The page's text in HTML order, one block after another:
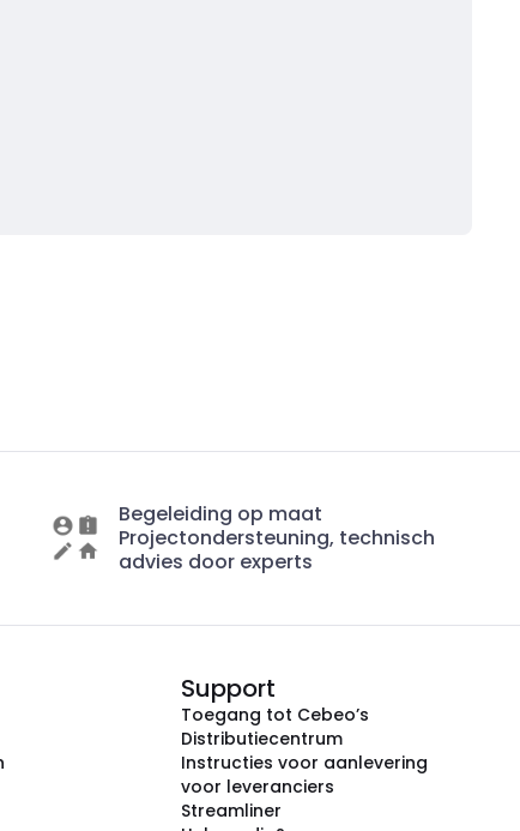
Begeleiding op maat
Projectondersteuning, technisch
advies door experts
Support
Toegang tot Cebeo’s
Distributiecentrum
Instructies voor aanlevering
voor leveranciers
Streamliner